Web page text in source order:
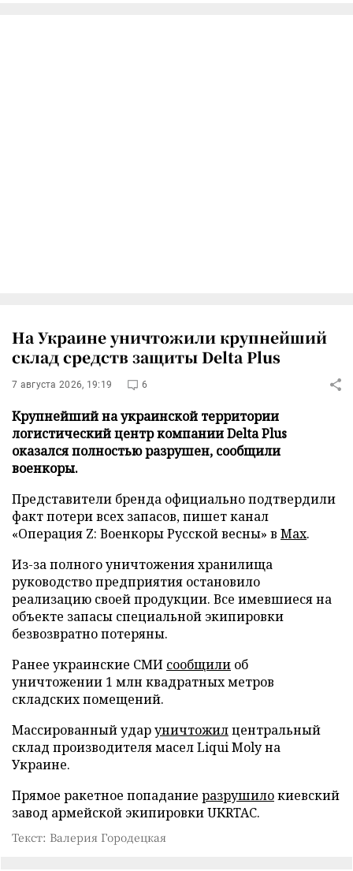
На Украине уничтожили крупнейший
склад средств защиты Delta Plus
7 августа 2026, 19:19 6
Крупнейший на украинской территории
логистический центр компании Delta Plus
оказался полностью разрушен, сообщили
военкоры.
Представители бренда официально подтвердили
факт потери всех запасов, пишет канал
«Операция Z: Военкоры Русской весны» в Max.
Из-за полного уничтожения хранилища
руководство предприятия остановило
реализацию своей продукции. Все имевшиеся на
объекте запасы специальной экипировки
безвозвратно потеряны.
Ранее украинские СМИ сообщили об
уничтожении 1 млн квадратных метров
складских помещений.
Массированный ударуничтожилцентральный
склад производителя масел Liqui Moly на
Украине.
Прямое ракетное попадание разрушилокиевский
завод армейской экипировки UKRTAC.
Текст: Валерия Городецкая